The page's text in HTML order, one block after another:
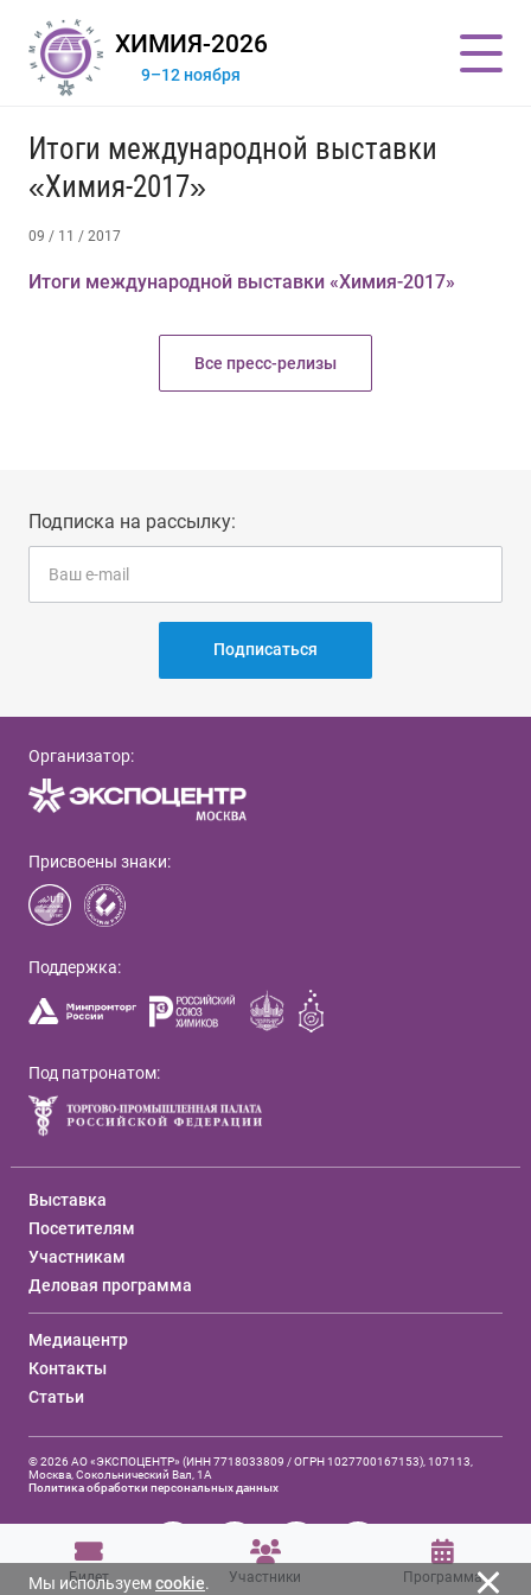
ХИМИЯ-2026
9–12 ноября
Итоги международной выставки
«Химия-2017»
09 / 11 / 2017
Итоги международной выставки «Химия-2017»
Все пресс-релизы
Подписка на рассылку:
Подписаться
Организатор:
Присвоены знаки:
Поддержка:
Под патронатом:
Выставка
Посетителям
Участникам
Деловая программа
Медиацентр
Контакты
Статьи
© 2026 АО «ЭКСПОЦЕНТР» (ИНН 7718033809 / ОГРН 1027700167153), 107113,
Москва, Сокольнический Вал, 1А
Политика обработки персональных данных
Билет Участники Программа
Мы используемcookie.